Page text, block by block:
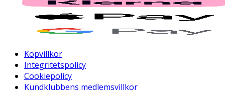
Köpvillkor
Integritetspolicy
Cookiepolicy
Kundklubbens medlemsvillkor